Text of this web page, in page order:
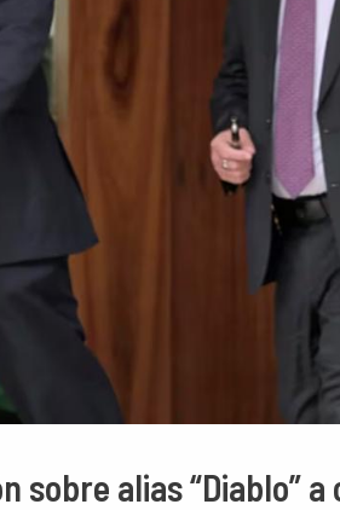
alias “Diablo”